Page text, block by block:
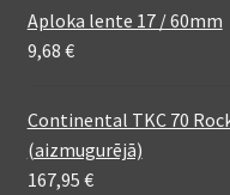
Aploka lente 17 / 60mm
9,68 €
Continental TKC 70
(aizmugurējā)
167,95 €